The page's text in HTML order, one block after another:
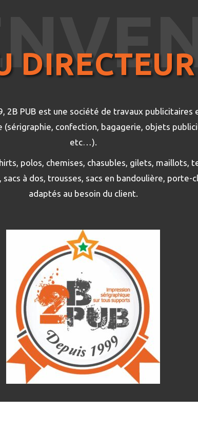
DIRECTEUR
2B PUB est une société de travaux
(sérigraphie, confection, bagagerie, objets
etc…).
polos, chemises, chasubles, gilets, maillots,
à dos, trousses, sacs en bandoulière, porte-
adaptés au besoin du client.